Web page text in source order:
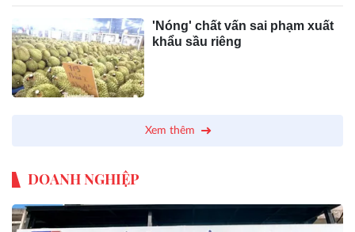
'Nóng' chất vấn sai phạm xuất
khẩu sầu riêng
Xem thêm
DOANH NGHIỆP